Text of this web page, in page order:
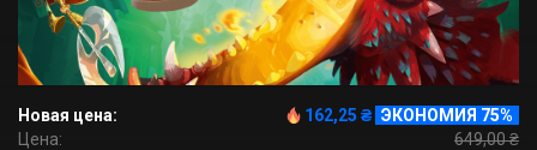
Новая цена: 162,25 ₴ ЭКОНОМИЯ 75%
Цена:
649,00 ₴